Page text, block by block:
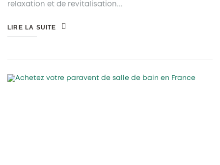
relaxation et de revitalisation...
LIRE LA SUITE